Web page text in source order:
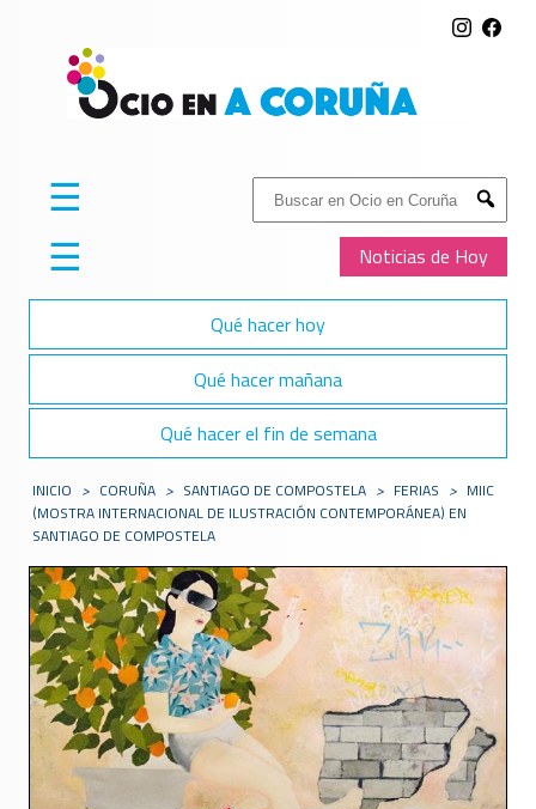
Buscar:
Submit
Noticias de Hoy
☰
☰
Qué hacer hoy
Qué hacer mañana
Qué hacer el fin de semana
INICIO > CORUÑA > SANTIAGO DE COMPOSTELA > FERIAS > MIIC
(MOSTRA INTERNACIONAL DE ILUSTRACIÓN CONTEMPORÁNEA) EN
SANTIAGO DE COMPOSTELA